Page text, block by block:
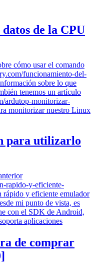
de la CPU
cómo usar el comando
funcionamiento-del-
sobre lo que
tenemos un artículo
ardutop-monitorizar-
monitorizar nuestro Linux
para utilizarlo
rapido-y-eficiente-
rápido y eficiente emulador
mi punto de vista, es
con el SDK de Android,
aplicaciones
de comprar